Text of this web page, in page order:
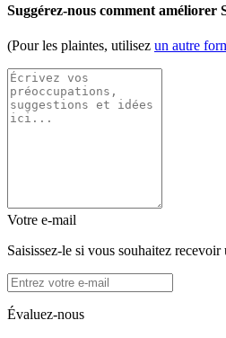
Suggérez-nous comment améliorer
(Pour les plaintes, utilisez un autre
Votre e-mail
Saisissez-le si vous souhaitez recevoir
Évaluez-nous